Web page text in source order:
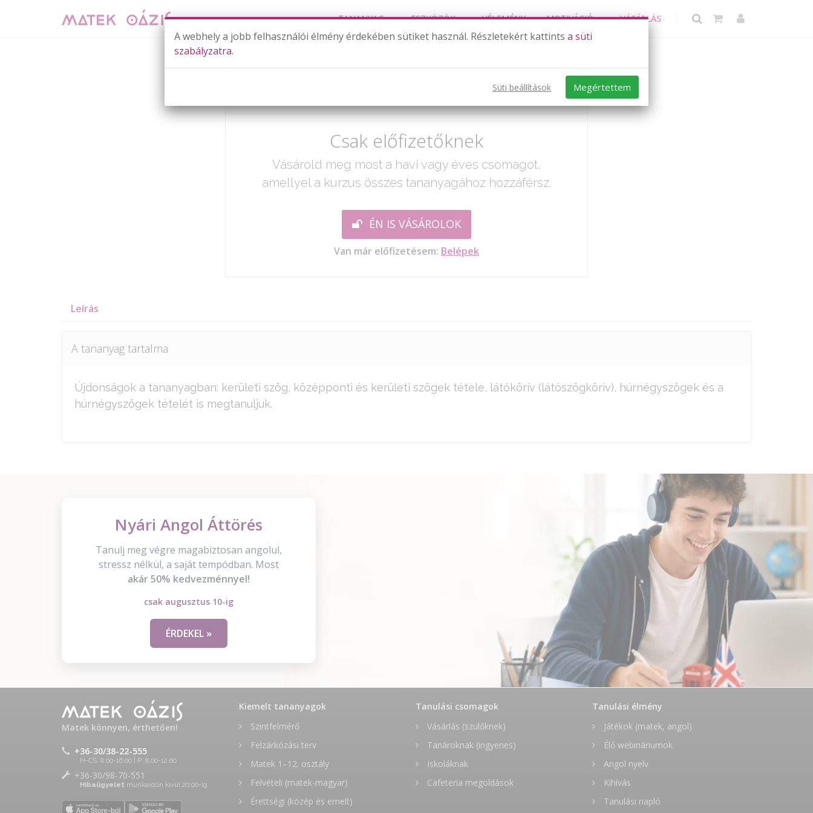
TANANYAG ESZKÖZÖK VÉLEMÉNY MOTIVÁCIÓ VÁSÁRLÁS
Csak előfizetőknek
Vásárold meg most a havi vagy éves csomagot,
amellyel a kurzus összes tananyagához hozzáférsz.
ÉN IS VÁSÁROLOK
Van már előfizetésem: Belépek
Leírás
A tananyag tartalma
Újdonságok a tananyagban: kerületi szög, középponti és kerületi szögek tétele, látókörív (látószögkörív), húrnégyszögek és a
húrnégyszögek tételét is megtanuljuk.
Nyári Angol Áttörés
Tanulj meg végre magabiztosan angolul,
stressz nélkül, a saját tempódban. Most
akár 50% kedvezménnyel!
csak augusztus 10-ig
ÉRDEKEL »
Matek könnyen, érthetően!
+36-30/38-22-555
H-CS: 8:00-16:00 | P: 8:00-12:00
+36-30/98-70-551
Hibaügyelet munkaidőn kívül 20:00-ig
Kiemelt tananyagok
Szintfelmérő
Felzárkózási terv
Matek 1–12. osztály
Felvételi (matek-magyar)
Érettségi (közép és emelt)
Tanulási csomagok
Vásárlás (szülőknek)
Tanároknak (ingyenes)
Iskoláknak
Cafeteria megoldások
Tanulási élmény
Játékok (matek, angol)
Élő webináriumok
Angol nyelv
Kihívás
Tanulási napló
A webhely a jobb felhasználói élmény érdekében sütiket használ. Részletekért kattints a süti
szabályzatra.
Süti beállítások Megértettem